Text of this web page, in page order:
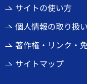
サイトの使い方
個人情報の取り扱い
著作権・リンク・
サイトマップ